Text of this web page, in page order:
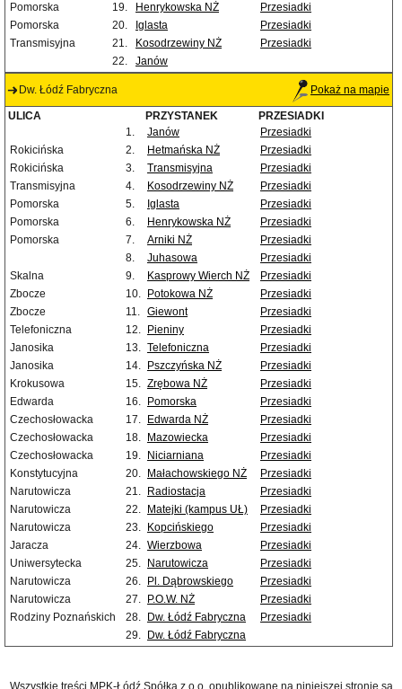
Pomorska
19. Henrykowska NŻ
Przesiadki
Pomorska
20. Iglasta
Przesiadki
Transmisyjna
21. Kosodrzewiny NŻ
Przesiadki
22.
Janów
Dw. Łódź Fabryczna Pokaż na mapie
ULICA PRZYSTANEK
PRZESIADKI
1.
Janów
Przesiadki
Rokicińska
2. Hetmańska NŻ
Przesiadki
Rokicińska
3. Transmisyjna
Przesiadki
Transmisyjna
4. Kosodrzewiny NŻ
Przesiadki
Pomorska
5. Iglasta
Przesiadki
Pomorska
6. Henrykowska NŻ
Przesiadki
Pomorska
7. Arniki NŻ
Przesiadki
8.
Juhasowa
Przesiadki
Skalna
9. Kasprowy Wierch NŻ
Przesiadki
Zbocze
10. Potokowa NŻ
Przesiadki
Zbocze
11. Giewont
Przesiadki
Telefoniczna
12. Pieniny
Przesiadki
Janosika
13. Telefoniczna
Przesiadki
Janosika
14. Pszczyńska NŻ
Przesiadki
Krokusowa
15. Zrębowa NŻ
Przesiadki
Edwarda
16. Pomorska
Przesiadki
Czechosłowacka
17. Edwarda NŻ
Przesiadki
Czechosłowacka
18. Mazowiecka
Przesiadki
Czechosłowacka
19. Niciarniana
Przesiadki
Konstytucyjna
20. Małachowskiego NŻ
Przesiadki
Narutowicza
21. Radiostacja
Przesiadki
Narutowicza
22. Matejki (kampus UŁ)
Przesiadki
Narutowicza
23. Kopcińskiego
Przesiadki
Jaracza
24. Wierzbowa
Przesiadki
Uniwersytecka
25. Narutowicza
Przesiadki
Narutowicza
26. Pl. Dąbrowskiego
Przesiadki
Narutowicza
27. P.O.W. NŻ
Przesiadki
Rodziny Poznańskich
28. Dw. Łódź Fabryczna
Przesiadki
29.
Dw. Łódź Fabryczna
Wszystkie treści MPK-Łódź Spółka z o.o. opublikowane na niniejszej stronie są